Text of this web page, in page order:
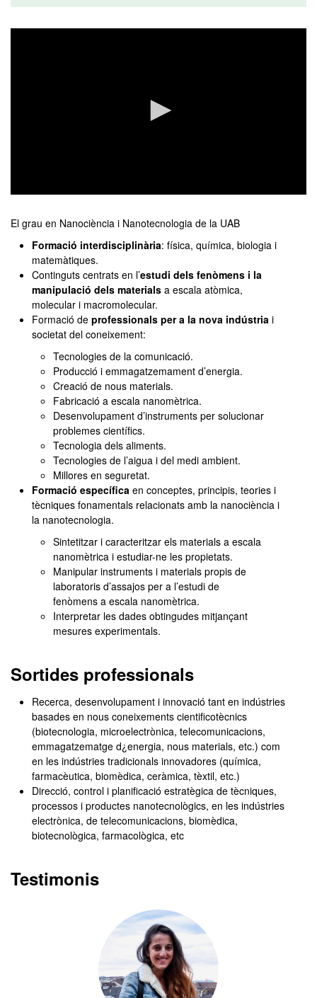
of
seconds
El grau en Nanociència i Nanotecnologia de la UAB
Formació interdisciplinària: física, química, biologia i
matemàtiques.
Continguts centrats en l’estudi dels fenòmens i la
manipulació dels materials a escala atòmica,
molecular i macromolecular.
Formació de professionals per a la nova indústria i
societat del coneixement:
Tecnologies de la comunicació.
Producció i emmagatzemament d’energia.
Creació de nous materials.
Fabricació a escala nanomètrica.
Desenvolupament d’instruments per solucionar
problemes científics.
Tecnologia dels aliments.
Tecnologies de l’aigua i del medi ambient.
Millores en seguretat.
Formació específica en conceptes, principis, teories i
tècniques fonamentals relacionats amb la nanociència i
la nanotecnologia.
Sintetitzar i caracteritzar els materials a escala
nanomètrica i estudiar-ne les propietats.
Manipular instruments i materials propis de
laboratoris d’assajos per a l’estudi de
fenòmens a escala nanomètrica.
Interpretar les dades obtingudes mitjançant
mesures experimentals.
Sortides professionals
Recerca, desenvolupament i innovació tant en indústries
basades en nous coneixements cientificotècnics
(biotecnologia, microelectrònica, telecomunicacions,
emmagatzematge d¿energia, nous materials, etc.) com
en les indústries tradicionals innovadores (química,
farmacèutica, biomèdica, ceràmica, tèxtil, etc.)
Direcció, control i planificació estratègica de tècniques,
processos i productes nanotecnològics, en les indústries
electrònica, de telecomunicacions, biomèdica,
biotecnològica, farmacològica, etc
Testimonis